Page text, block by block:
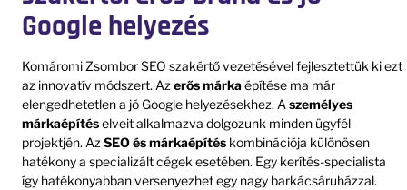
Google helyezés
Komáromi Zsombor SEO szakértő vezetésével fejlesztettük ki ezt
az innovatív módszert. Az erős márkaépítése ma már
elengedhetetlen a jó Google helyezésekhez. Aszemélyes
márkaépítéselveit alkalmazva dolgozunk minden ügyfél
projektjén. Az SEO és márkaépítés kombinációja különösen
hatékony a specializált cégek esetében. Egy kerítés-specialista
így hatékonyabban versenyezhet egy nagy barkácsáruházzal.